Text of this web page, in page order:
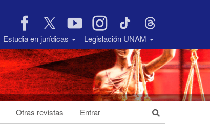
Estudia en jurídicas Legislación UNAM
Otras revistas Entrar